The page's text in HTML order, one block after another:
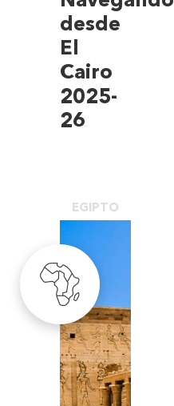
desde
El
Cairo
2025-
26
EGIPTO